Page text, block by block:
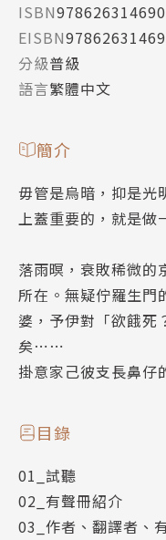
ISBN
EISBN
分級普級
語言繁體中文
簡介
毋管是烏暗，抑是光
上蓋重要的，就是做
落雨暝，衰敗稀微的
所在。無疑佇羅生門
婆，予伊對「欲餓死
矣⋯⋯
掛意家己彼支長鼻仔
目錄
01_試聽
02_有聲冊紹介
03_作者、翻譯者、